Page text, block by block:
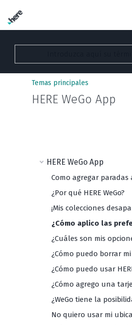
Temas principales
HERE WeGo App
HERE WeGo App
Como agregar paradas
¿Por qué HERE WeGo?